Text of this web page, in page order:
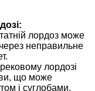
лордоз може
неправильне
лордозі
що може
і суглобами.